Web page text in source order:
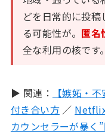
どを日常的に投
る可能性が。 匿名
全な利用の核です。
▶ 関連：
【嫉妬・
付き合い方／
カウンセラーが暴く